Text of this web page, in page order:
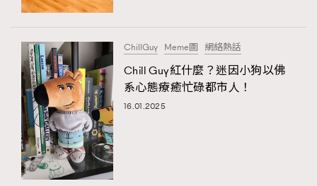
ChillGuy Meme圖 網絡熱話
Chill Guy紅什麼？迷因小狗以佛
系心態療癒忙碌都市人！
16.01.2025